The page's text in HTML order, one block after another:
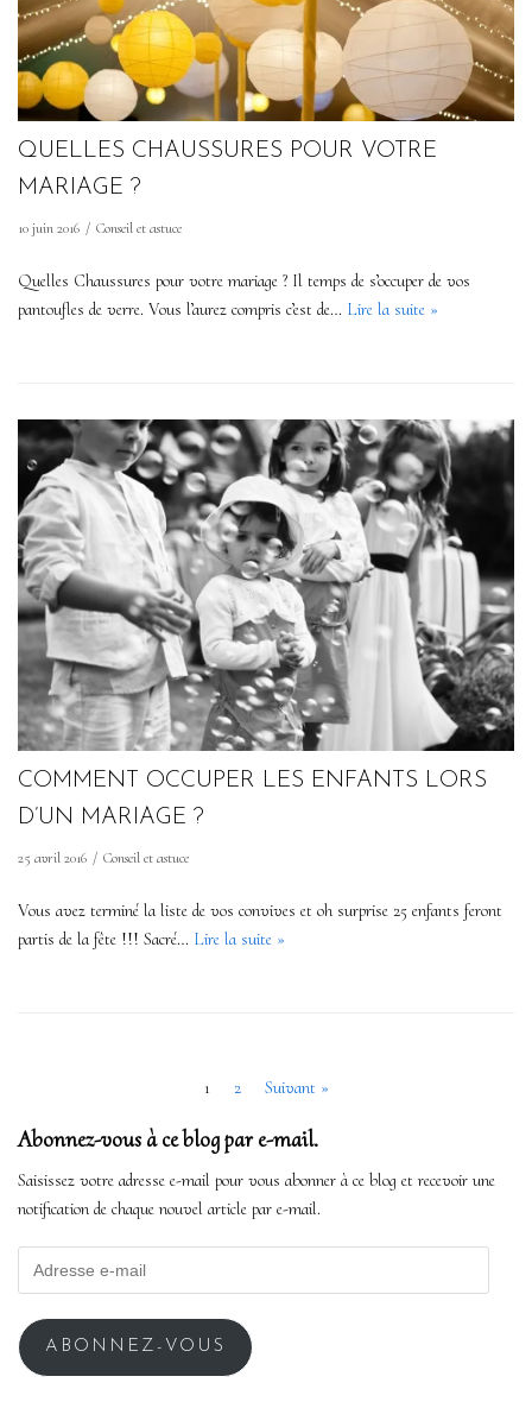
QUELLES CHAUSSURES POUR VOTRE
MARIAGE ?
10 juin 2016 Conseil et astuce
Quelles Chaussures pour votre mariage ? Il temps de s’occuper de vos
pantoufles de verre. Vous l’aurez compris c’est de… Lire la suite »
COMMENT OCCUPER LES ENFANTS LORS
D’UN MARIAGE ?
25 avril 2016 Conseil et astuce
Vous avez terminé la liste de vos convives et oh surprise 25 enfants feront
partis de la fête !!! Sacré… Lire la suite »
1 2 Suivant »
Abonnez-vous à ce blog par e-mail.
Saisissez votre adresse e-mail pour vous abonner à ce blog et recevoir une
notification de chaque nouvel article par e-mail.
ABONNEZ-VOUS